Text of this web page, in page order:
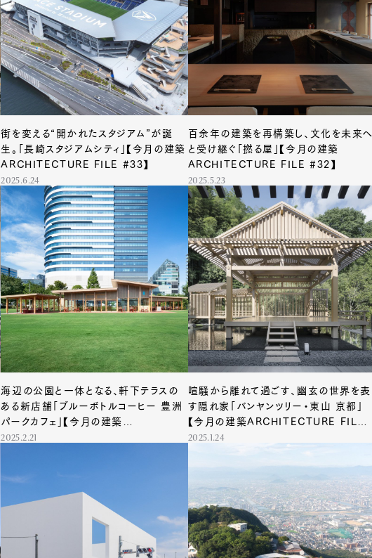
Art&Design Watch
Fashion
Gourmet
Cars Product
Culture
Lifestyle
Pen Membership Magazine Official Columnist About
街を変える“開かれたスタジアム”が誕
生。「長崎スタジアムシティ」【今月の建築
ARCHITECTURE FILE #33】
2025.6.24
百余年の建築を再構築し、文化を未来へ
と受け継ぐ「撚る屋」【今月の建築
ARCHITECTURE FILE #32】
2025.5.23
海辺の公園と一体となる、軒下テラスの
ある新店舗「ブルーボトルコーヒー 豊洲
パークカフェ」【今月の建築
ARCHITECTURE FILE #29】
2025.2.21
喧騒から離れて過ごす、幽玄の世界を表
す隠れ家「バンヤンツリー・東山 京都」
【今月の建築ARCHITECTURE FILE
#28】
2025.1.24